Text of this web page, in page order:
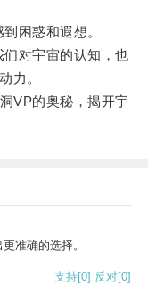
困惑和遐想。
对宇宙的认知，也
力。
VP的奥秘，揭开宇
准确的选择。
支持[0] 反对[0]